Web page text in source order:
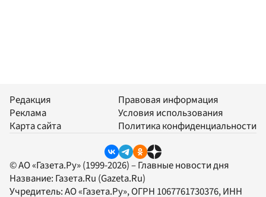
Редакция
Реклама
Карта сайта
Правовая информация
Условия использования
Политика конфиденциальности
© АО «Газета.Ру» (1999-2026) – Главные новости дня
Название: Газета.Ru (Gazeta.Ru)
Учредитель:АО «Газета.Ру», ОГРН 1067761730376, ИНН